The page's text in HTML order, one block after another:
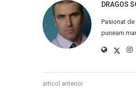
DRAGOS
Pasionat
puneam
articol anterior